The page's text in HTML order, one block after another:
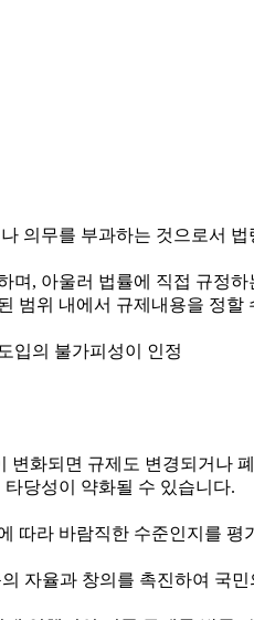
의무를 부과하는 것으로서
며, 아울러 법률에 직접 규정
범위 내에서 규제내용을 정할
입의 불가피성이 인정
변화되면 규제도 변경되거나
당성이 약화될 수 있습니다.
라 바람직한 수준인지를
자율과 창의를 촉진하여 국